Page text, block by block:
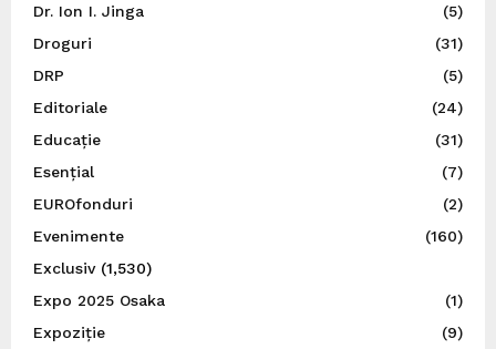
Dr. Ion I. Jinga
(5)
Droguri
(31)
DRP
(5)
Editoriale
(24)
Educație
(31)
Esențial
(7)
EUROfonduri
(2)
Evenimente
(160)
Exclusiv(1,530)
Expo 2025 Osaka
(1)
Expoziție
(9)